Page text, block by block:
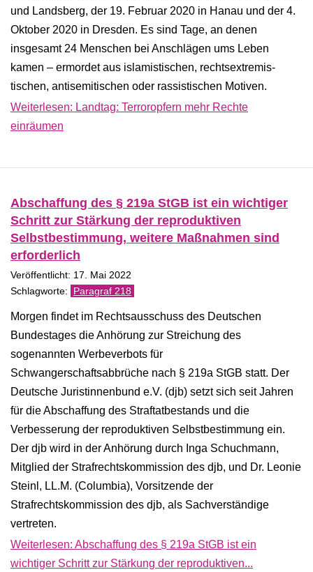
und Landsberg, der 19. Februar 2020 in Hanau und der 4.
Oktober 2020 in Dresden. Es sind Tage, an denen
insgesamt 24 Menschen bei Anschlägen ums Leben
kamen – ermordet aus islamistischen, rechtsextremis­
tischen, antisemitischen oder rassistischen Motiven.
Weiterlesen: Landtag: Terroropfern mehr Rechte
einräumen
Abschaffung des § 219a StGB ist ein wichtiger
Schritt zur Stärkung der reproduktiven
Selbstbestimmung, weitere Maßnahmen sind
erforderlich
Veröffentlicht: 17. Mai 2022
Paragraf 218
Morgen findet im Rechtsausschuss des Deutschen
Bundestages die Anhörung zur Streichung des
sogenannten Werbeverbots für
Schwangerschaftsabbrüche nach § 219a StGB statt. Der
Deutsche Juristinnenbund e.V. (djb) setzt sich seit Jahren
für die Abschaffung des Straftatbestands und die
Verbesserung der reproduktiven Selbstbestimmung ein.
Der djb wird in der Anhörung durch Inga Schuchmann,
Mitglied der Strafrechtskommission des djb, und Dr. Leonie
Steinl, LL.M. (Columbia), Vorsitzende der
Strafrechtskommission des djb, als Sachverständige
vertreten.
Weiterlesen: Abschaffung des § 219a StGB ist ein
wichtiger Schritt zur Stärkung der reproduktiven...